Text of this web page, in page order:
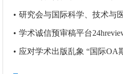
• 研究会与国际科学、技术与医学出版
• 学术诚信预审稿平台
• 应对学术出版乱象 “国际OA期刊